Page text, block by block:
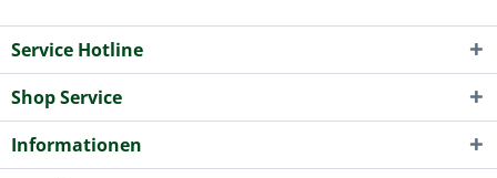
Service Hotline
Shop Service
Informationen